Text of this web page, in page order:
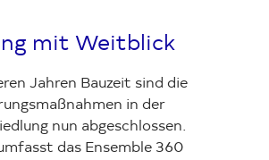
mit Weitblick
Jahren Bauzeit sind die
in der
nun abgeschlossen.
das Ensemble 360